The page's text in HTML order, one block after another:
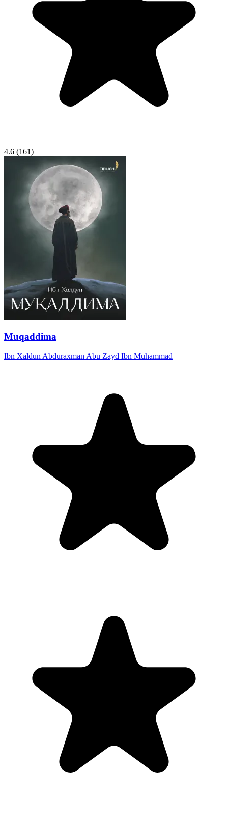
4.6 (161)
Muqaddima
Ibn Xaldun Abduraxman Abu Zayd Ibn Muhammad